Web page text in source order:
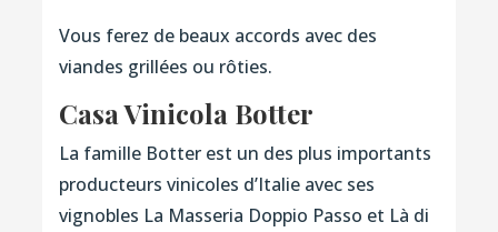
Vous ferez de beaux accords avec des
viandes grillées ou rôties.
Casa Vinicola Botter
La famille Botter est un des plus importants
producteurs vinicoles d’Italie avec ses
vignobles La Masseria Doppio Passo et Là di